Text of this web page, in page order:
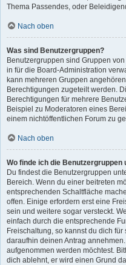
Thema Passendes, oder
Nach oben
Was sind Benutzergruppen?
Benutzergruppen sind Gruppen
in für die Board-Administration
kann mehreren Gruppen
Berechtigungen zugeteilt werden.
Berechtigungen für mehrere
Beispiel zu Moderatoren eines
einem nichtöffentlichen Forum zu
Nach oben
Wo finde ich die Benutzergruppen
Du findest die Benutzergruppen
Bereich. Wenn du einer beitreten
entsprechenden Schaltfläche
offen. Einige erfordern erst eine
sein und weitere sogar versteckt.
einfach durch die entsprechende
Freischaltung, so kannst du dich
daraufhin deinen Antrag
aufgenommen werden möchtest.
dich ablehnt, er wird einen Grund